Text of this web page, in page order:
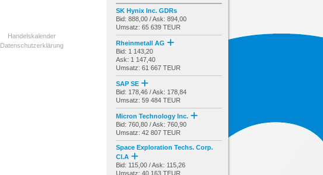
Handelskalender
Datenschutzerklärung
SK Hynix Inc. GDRs
Bid: 888,00 / Ask: 894,00
Umsatz: 65 639 TEUR
Rheinmetall AG
Bid: 1 143,20
Ask: 1 147,40
Umsatz: 61 667 TEUR
SAP SE
Bid: 178,46 / Ask: 178,84
Umsatz: 59 484 TEUR
Micron Technology Inc.
Bid: 760,80 / Ask: 760,90
Umsatz: 42 807 TEUR
Space Exploration Techs. Corp.
Cl.A
Bid: 115,00 / Ask: 115,26
Umsatz: 40 163 TEUR